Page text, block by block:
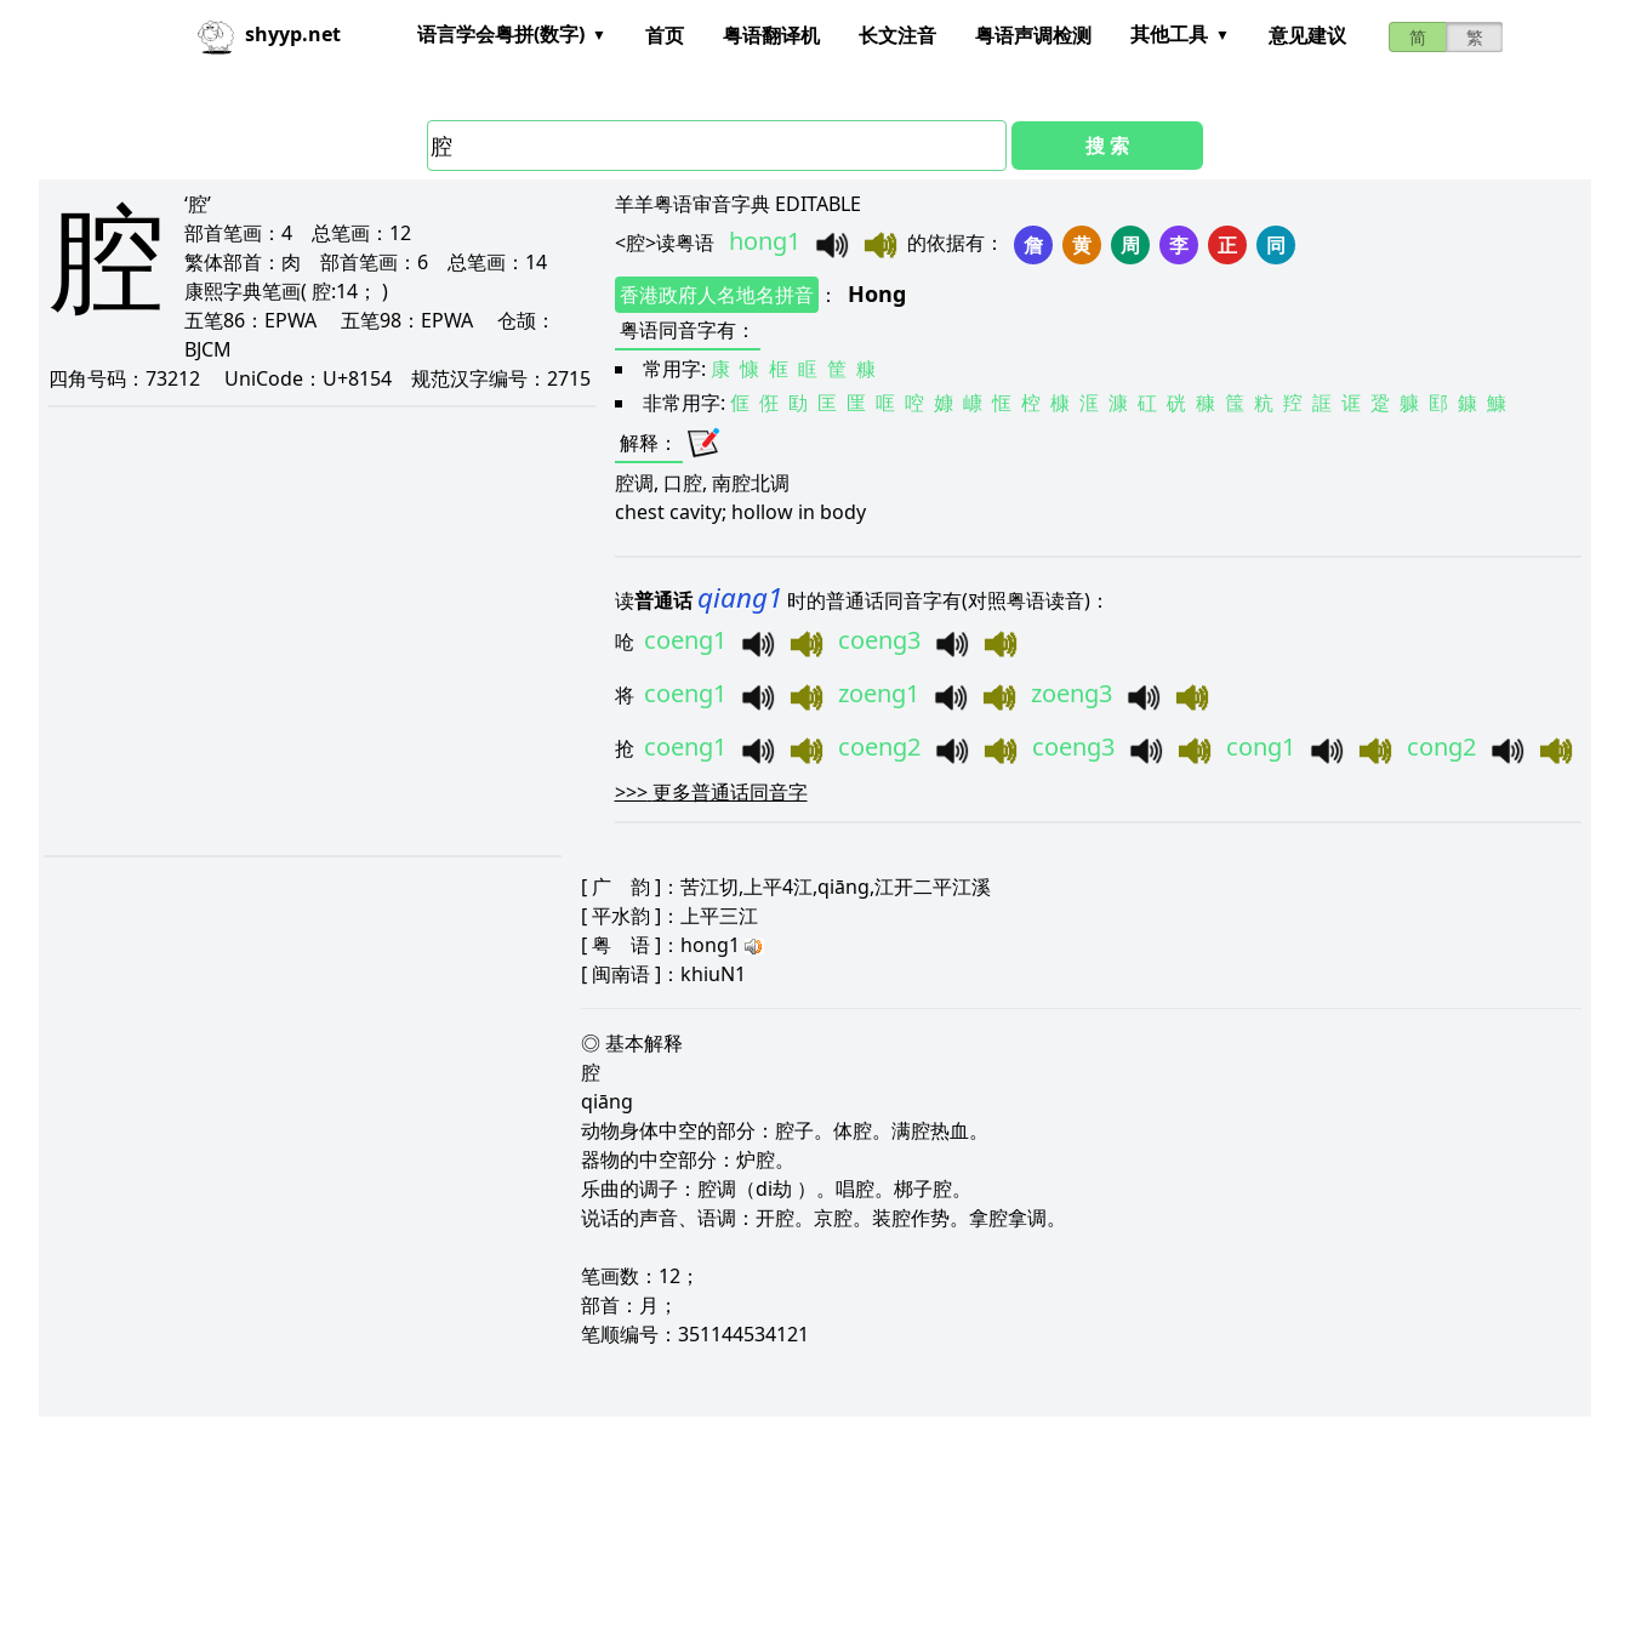
shyyp.net 简 繁
语言学会粤拼(数字) 首页 粤语翻译机 长文注音 粤语声调检测 其他工具 意见建议
搜 索
腔
‘腔’
部首笔画： 4 总笔画： 12
繁体部首： 肉 部首笔画： 6 总笔画： 14
康熙字典笔画( 腔:14； )
五笔86： EPWA 五笔98： EPWA 仓颉：
BJCM
四角号码： 73212 UniCode： U+8154 规范汉字编号： 2715
羊羊粤语审音字典 EDITABLE
<腔>读粤语 hong1 的依据有： 詹 黄 周 李 正
同
香港政府人名地名拼音 ： Hong
粤语同音字有：
常用字: 康 慷 框 眶 筐 糠
非常用字: 㑌 俇 劻 匡 匩 哐 啌 嫝 嵻 恇 椌 槺 洭 漮 矼 硄 穅 筺 粇 羫 誆 诓 跫 躿 邼 鏮 鱇
解释 ：
腔调, 口腔, 南腔北调
chest cavity; hollow in body
读普通话 qiang1 时的普通话同音字有(对照粤语读音)：
呛 coeng1 coeng3
将 coeng1 zoeng1 zoeng3
抢 coeng1 coeng2 coeng3 cong1 cong2
>>> 更多普通话同音字
[ 广 韵 ]：苦江切,上平4江,qiāng,江开二平江溪
[平水韵 ]：上平三江
[粤 语]：hong1
[ 闽南语]：khiuN1
◎ 基本解释
腔
qiāng
动物身体中空的部分：腔子。体腔。满腔热血。
器物的中空部分：炉腔。
乐曲的调子：腔调（di劫 ）。唱腔。梆子腔。
说话的声音、语调：开腔。京腔。装腔作势。拿腔拿调。
笔画数：12；
部首：月；
笔顺编号：351144534121